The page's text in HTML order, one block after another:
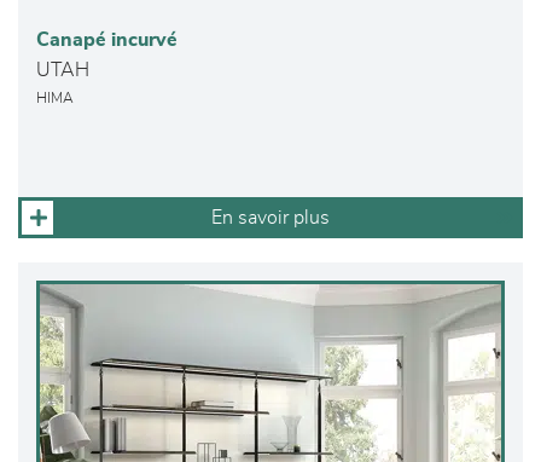
Canapé incurvé
UTAH
HIMA
En savoir plus